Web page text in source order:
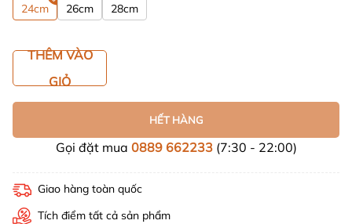
24cm 26cm 28cm
THÊM VÀO
GIỎ
HẾT HÀNG
Gọi đặt mua 0889 662233(7:30 - 22:00)
Giao hàng toàn quốc
Tích điểm tất cả sản phẩm